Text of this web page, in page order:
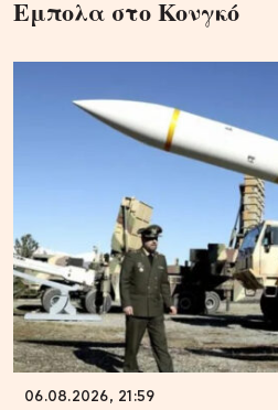
Εμπολα στο Κονγκό
06.08.2026, 21:59